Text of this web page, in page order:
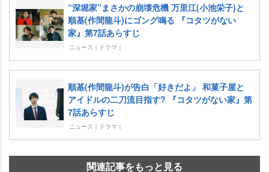
“深堀家”まさかの崩壊危機 万里江(小池栄子)と
順基(作間龍斗)にゴング鳴る 『コタツがない
家』第7話あらすじ
ニュース｜ドラマ｜
順基(作間龍斗)が告白「好きだよ」 和菓子屋と
アイドルの二刀流目指す? 『コタツがない家』第
7話あらすじ
ニュース｜ドラマ｜
関連記事をもっと見る